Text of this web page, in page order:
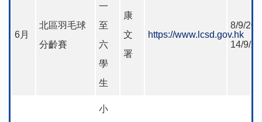
6月
北區羽毛球
分齡賽
一
至
六
學
生
康
文
署
https://www.lcsd.gov.hk
8/9/
14/9/
小